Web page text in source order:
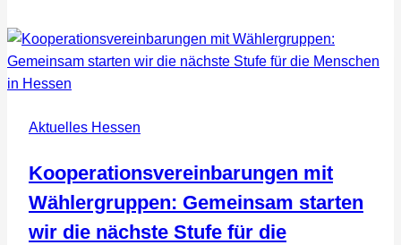
der
Hess.
ein
Aktuelles Hessen
Kooperationsvereinbarungen mit
Wählergruppen: Gemeinsam starten
wir die nächste Stufe für die